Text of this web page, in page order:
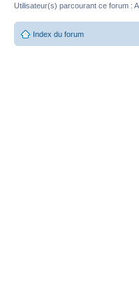
Utilisateur(s) parcourant ce forum :
Index du forum